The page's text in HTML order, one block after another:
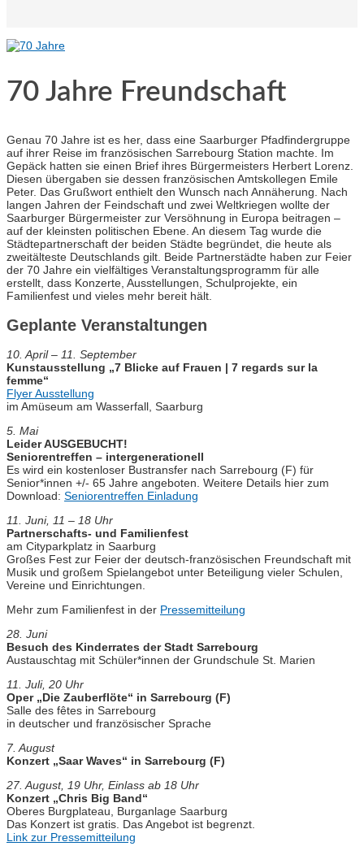
70 Jahre Freundschaft
Genau 70 Jahre ist es her, dass eine Saarburger Pfadfindergruppe
auf ihrer Reise im französischen Sarrebourg Station machte. Im
Gepäck hatten sie einen Brief ihres Bürgermeisters Herbert Lorenz.
Diesen übergaben sie dessen französischen Amtskollegen Emile
Peter. Das Grußwort enthielt den Wunsch nach Annäherung. Nach
langen Jahren der Feindschaft und zwei Weltkriegen wollte der
Saarburger Bürgermeister zur Versöhnung in Europa beitragen –
auf der kleinsten politischen Ebene. An diesem Tag wurde die
Städtepartnerschaft der beiden Städte begründet, die heute als
zweitälteste Deutschlands gilt. Beide Partnerstädte haben zur Feier
der 70 Jahre ein vielfältiges Veranstaltungsprogramm für alle
erstellt, dass Konzerte, Ausstellungen, Schulprojekte, ein
Familienfest und vieles mehr bereit hält.
Geplante Veranstaltungen
10. April – 11. September
Kunstausstellung „7 Blicke auf Frauen | 7 regards sur la
femme“
Flyer Ausstellung
im Amüseum am Wasserfall, Saarburg
5. Mai
Leider AUSGEBUCHT!
Seniorentreffen – intergenerationell
Es wird ein kostenloser Bustransfer nach Sarrebourg (F) für
Senior*innen +/- 65 Jahre angeboten. Weitere Details hier zum
Download: Seniorentreffen Einladung
11. Juni, 11 – 18 Uhr
Partnerschafts- und Familienfest
am Cityparkplatz in Saarburg
Großes Fest zur Feier der deutsch-französischen Freundschaft mit
Musik und großem Spielangebot unter Beteiligung vieler Schulen,
Vereine und Einrichtungen.
Mehr zum Familienfest in der Pressemitteilung
28. Juni
Besuch des Kinderrates der Stadt Sarrebourg
Austauschtag mit Schüler*innen der Grundschule St. Marien
11. Juli, 20 Uhr
Oper „Die Zauberflöte“ in Sarrebourg (F)
Salle des fêtes in Sarrebourg
in deutscher und französischer Sprache
7. August
Konzert „Saar Waves“ in Sarrebourg (F)
27. August, 19 Uhr, Einlass ab 18 Uhr
Konzert „Chris Big Band“
Oberes Burgplateau, Burganlage Saarburg
Das Konzert ist gratis. Das Angebot ist begrenzt.
Link zur Pressemitteilung